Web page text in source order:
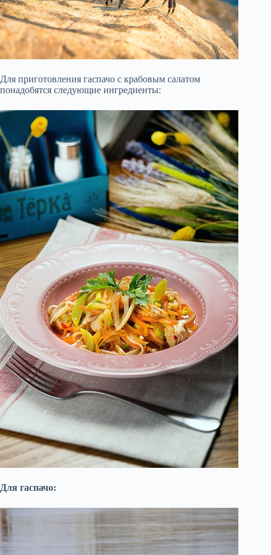
Для приготовления гаспачо с крабовым салатом
понадобятся следующие ингредиенты:
Для гаспачо: